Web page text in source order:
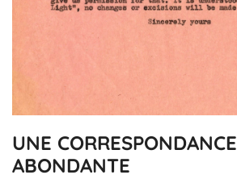
UNE CORRESPONDANCE
ABONDANTE